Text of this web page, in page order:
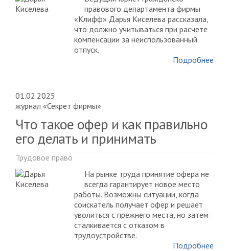
правового департамента фирмы
«Клифф» Дарья Киселева рассказала,
что должно учитываться при расчете
компенсации за неиспользованный
отпуск.
Подробнее
01.02.2025
журнал «Секрет фирмы»
Что такое офер и как правильно
его делать и принимать
Трудовое право
На рынке труда принятие офера не
всегда гарантирует новое место
работы. Возможны ситуации, когда
соискатель получает офер и решает
уволиться с прежнего места, но затем
сталкивается с отказом в
трудоустройстве.
Подробнее